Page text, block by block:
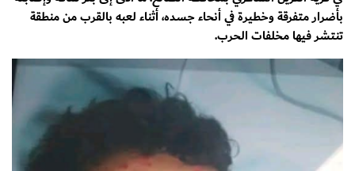
بأضرار متفرقة وخطيرة في أنحاء جسده، أثناء لعبه بالقرب من منطقة
تنتشر فيها مخلفات الحرب.